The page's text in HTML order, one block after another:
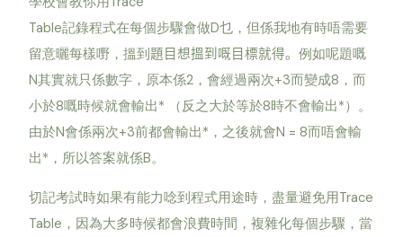
Table記錄程式在每個步驟會做D乜，但係我地有時唔需要
留意曬每樣嘢，搵到題目想搵到嘅目標就得。例如呢題嘅
N其實就只係數字，原本係2 ，會經過兩次+3而變成8 ，而
小於8嘅時候就會輸出* （反之大於等於8時不會輸出*）。
由於N會係兩次+3前都會輸出* ，之後就會N = 8而唔會輸
出* ，所以答案就係B。
切記考試時如果有能力唸到程式用途時，盡量避免用Trace
Table ，因為大多時候都會浪費時間，複雜化每個步驟，當